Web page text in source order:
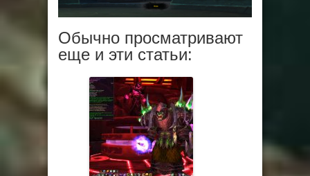
Обычно просматривают
еще и эти статьи: